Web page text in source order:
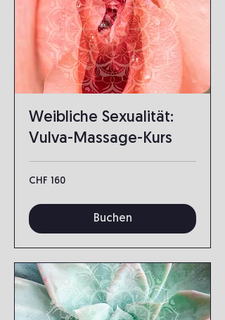
Weibliche Sexualität:
Vulva-Massage-Kurs
160
Schweizer
CHF 160
Buchen